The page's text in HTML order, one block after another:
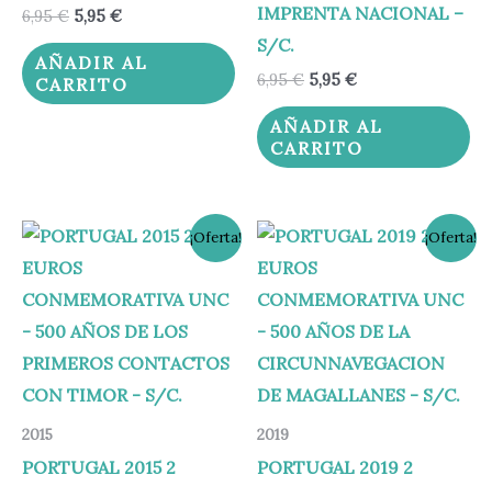
6,95€ 5,95 €
AÑADIR AL
CARRITO
IMPRENTA NACIONAL –
S/C.
6,95€ 5,95 €
AÑADIR AL
CARRITO
¡Oferta!
2015
PORTUGAL 2015 2
El
precio
original
era:
6,50 €.
El
precio
es:
5,50 €.
¡Oferta!
2019
PORTUGAL 2019 2
El
precio
original
era:
5,95 €.
El
precio
es:
4,95 €.